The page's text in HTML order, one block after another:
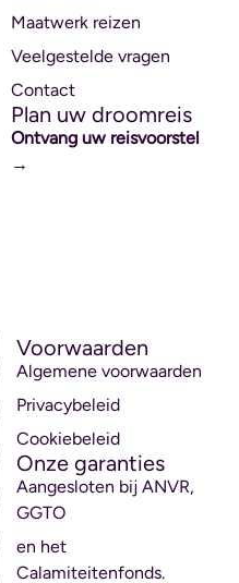
Maatwerk reizen
Veelgestelde vragen
Contact
Plan uw droomreis
Ontvang uw reisvoorstel
→
Voorwaarden
Algemene voorwaarden
Privacybeleid
Cookiebeleid
Onze garanties
Aangesloten bij ANVR,
GGTO
en het
Calamiteitenfonds.